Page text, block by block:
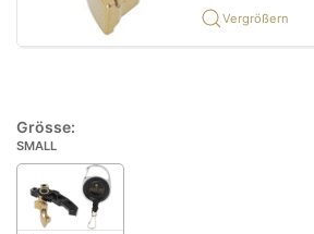
Vergrößern
Grösse:
SMALL